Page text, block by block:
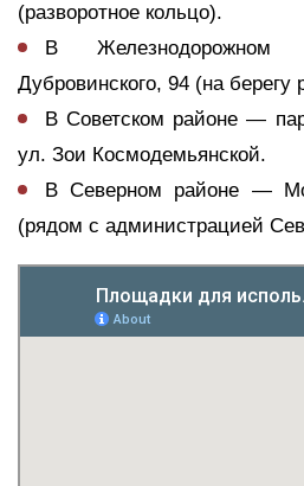
(разворотное кольцо).
В
Дубровинского, 94 (на берегу
В Советском районе—
ул. Зои Космодемьянской.
В Северном районе —
(рядом с администрацией